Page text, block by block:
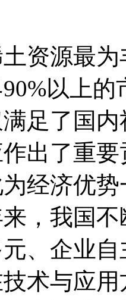
资源最
以上
足了国
出了重
经济优
，我国
、企业
术与应